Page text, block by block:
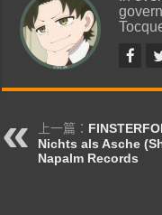
上一篇：
Nichts als Asche
Napalm Records